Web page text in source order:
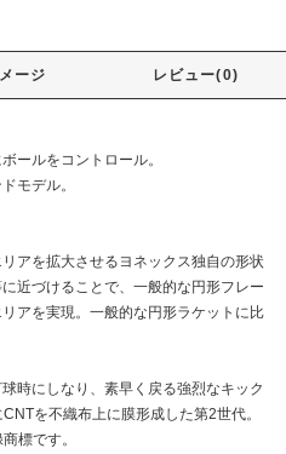
ージ レビュー(0)
ールをコントロール。
モデル。
アを拡大させるヨネックス独自の形状
近づけることで、一般的な円形フレー
アを実現。一般的な円形ラケットに比
時にしなり、素早く戻る強烈なキック
を不織布上に膜形成した第2世代。
標です。